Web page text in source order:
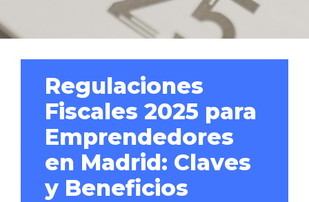
Regulaciones
Fiscales 2025 para
Emprendedores
en Madrid: Claves
y Beneficios